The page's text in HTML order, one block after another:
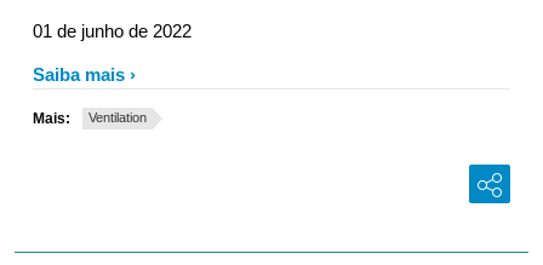
01 de junho de 2022
Saiba mais
Mais: Ventilation